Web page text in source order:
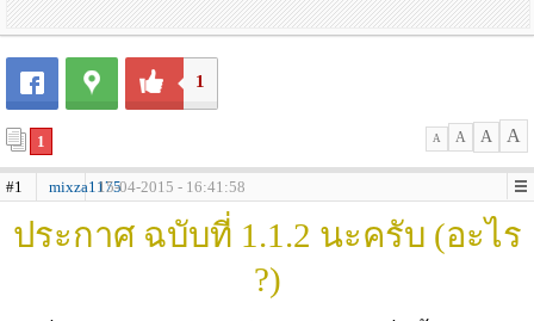
1
1 A A A A
#1 mixza117515-04-2015 - 16:41:58
ประกาศ ฉบับที่ 1.1.2 นะครับ (อะไร
?)